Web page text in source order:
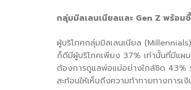
กลุ่มมิลเลนเนียลและ Gen Z พร้อมซื้
ผู้บริโภคกลุ่มมิลเลนเนียล
ก็ดีมีผู้บริโภคเพียง 37% เท่านั้นที่มีแผ
ต้องการดูแลพ่อแม่อย่างใกล้ชิด 43%
สะท้อนให้เห็นถึงความท้าทายทางการ